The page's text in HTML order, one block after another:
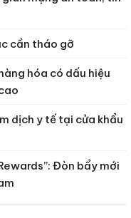
cần tháo gỡ
hóa có dấu hiệu
dịch y tế tại cửa khẩu
Đòn bẩy mới